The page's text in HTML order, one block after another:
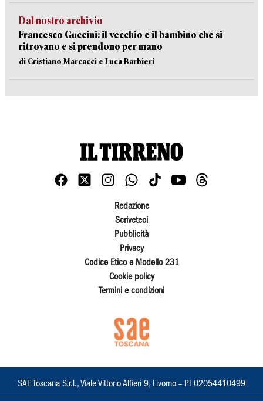
Dal nostro archivio
Francesco Guccini: il vecchio e il bambino che si
ritrovano e si prendono per mano
di Cristiano Marcacci e Luca Barbieri
Redazione
Scriveteci
Pubblicità
Privacy
Codice Etico e Modello 231
Cookie policy
Termini e condizioni
SAE Toscana S.r.l., Viale Vittorio Alfieri 9, Livorno – PI 02054410499